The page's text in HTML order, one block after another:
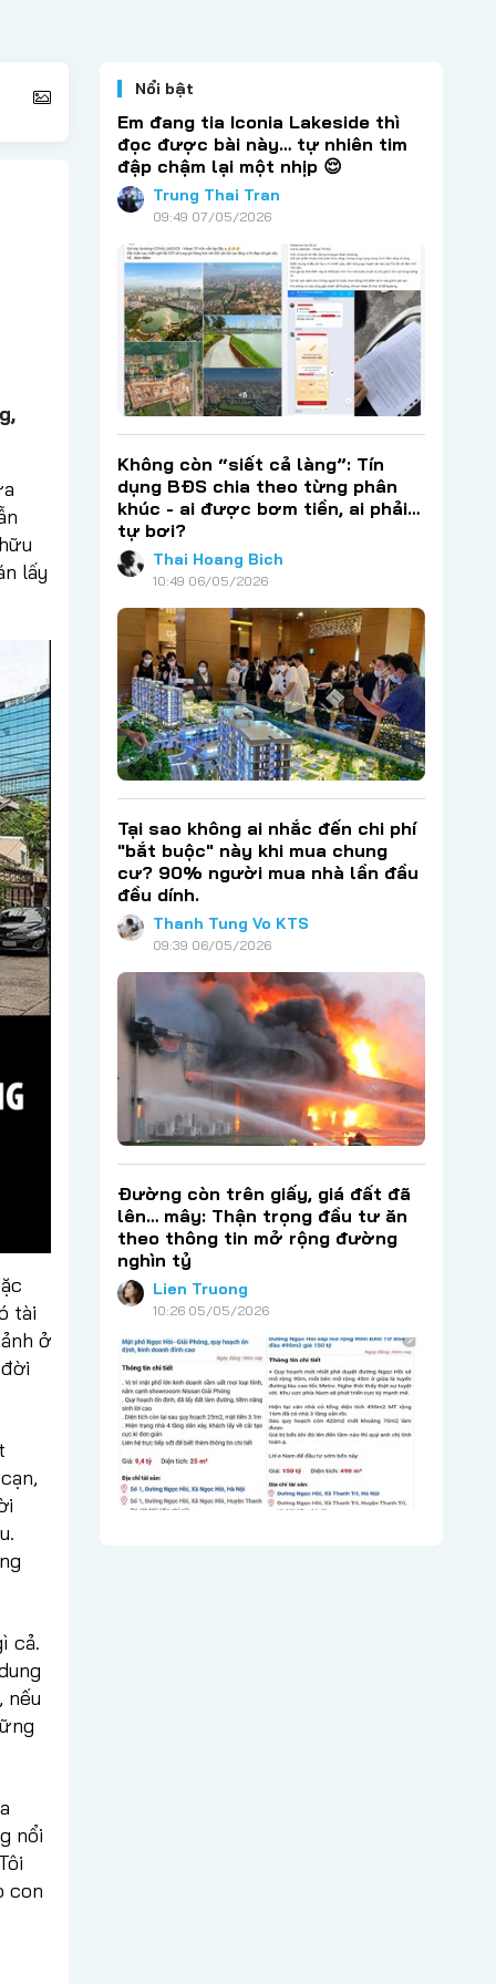
lấy
tài
ở
cả.
nếu
nổi
con
Nổi bật
Em đang tia Iconia Lakeside thì
đọc được bài này… tự nhiên tim
đập chậm lại một nhịp 😌
Trung Thai Tran
09:49 07/05/2026
Không còn “siết cả làng”: Tín
dụng BĐS chia theo từng phân
khúc - ai được bơm tiền, ai phải…
tự bơi?
Thai Hoang Bich
10:49 06/05/2026
Tại sao không ai nhắc đến chi phí
"bắt buộc" này khi mua chung
cư? 90% người mua nhà lần đầu
đều dính.
Thanh Tung Vo KTS
09:39 06/05/2026
Đường còn trên giấy, giá đất đã
lên… mây: Thận trọng đầu tư ăn
theo thông tin mở rộng đường
nghìn tỷ
Lien Truong
10:26 05/05/2026